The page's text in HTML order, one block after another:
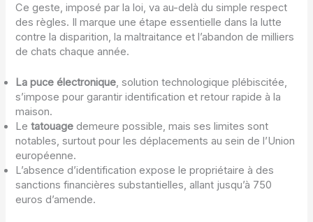
Ce geste, imposé par la loi, va au-delà du simple respect
des règles. Il marque une étape essentielle dans la lutte
contre la disparition, la maltraitance et l’abandon de milliers
de chats chaque année.
La puce électronique, solution technologique plébiscitée,
s’impose pour garantir identification et retour rapide à la
maison.
Letatouage demeure possible, mais ses limites sont
notables, surtout pour les déplacements au sein de l’Union
européenne.
L’absence d’identification expose le propriétaire à des
sanctions financières substantielles, allant jusqu’à 750
euros d’amende.